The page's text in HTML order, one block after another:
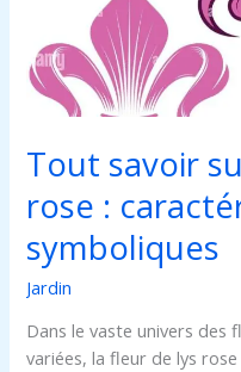
Tout savoir
rose :
symboliques
Jardin
Dans le vaste univers des
variées, la fleur de lys
rose
:
caractéristiques
symboliques